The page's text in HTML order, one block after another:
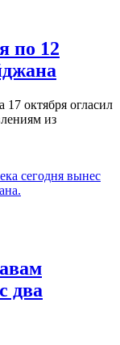
по 12
октября огласил
из
два